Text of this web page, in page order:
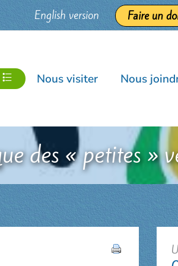
English version Faire un
Nous visiter Nous
des « petites »